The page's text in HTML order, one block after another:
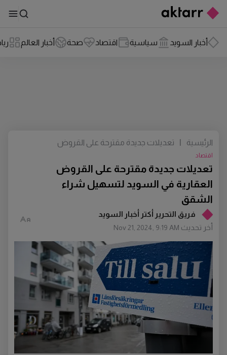
أخبار السويد سياسية اقتصاد صحة أخبار العالم
فريق التحرير أكتر أخبار السويد
أخر تحديث Nov 21, 2024, 9:19 AM
تعديلات جديدة مقترحة على القروض
العقارية في السويد لتسهيل شراء
الشقق
اقتصاد
الرئيسية |
تعديلات جديدة مقترحة على القروض